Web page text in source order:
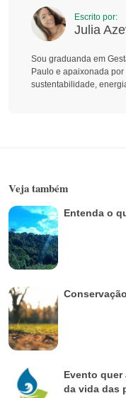
Escrito por:
Julia
Sou graduanda em
Paulo e apaixonada
sustentabilidade,
Veja também
Entenda o
Evento quer
da vida das